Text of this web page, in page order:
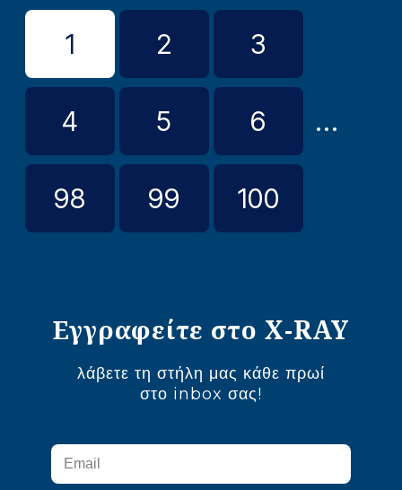
1 2 3
4 5 6 ...
98 99 100
Εγγραφείτε στο X-RAY
λάβετε τη στήλη μας κάθε πρωί
στο inbox σας!